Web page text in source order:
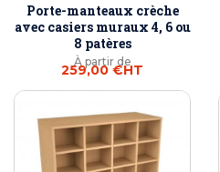
Porte-manteaux crèche
avec casiers muraux 4, 6 ou
8 patères
À partir de
259,00 €HT